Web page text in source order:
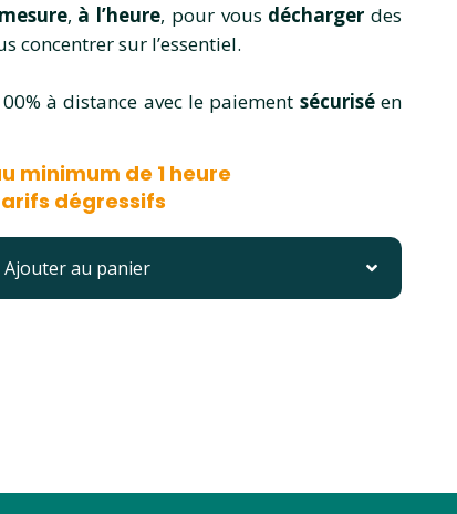
, à l’heure, pour vous déchargerdes
concentrer sur l’essentiel.
à distance avec le paiement sécuriséen
minimum de 1 heure
dégressifs
Ajouter au panier